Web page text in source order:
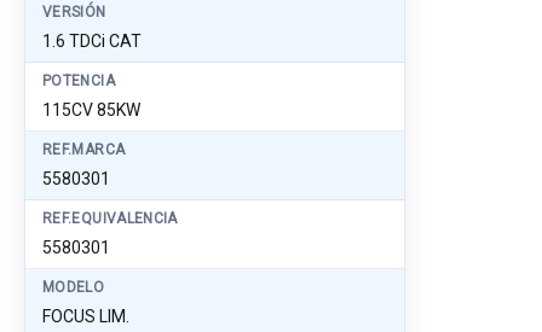
VERSIÓN
1.6 TDCi CAT
POTENCIA
115CV 85KW
REF.MARCA
5580301
REF.EQUIVALENCIA
5580301
MODELO
FOCUS LIM.